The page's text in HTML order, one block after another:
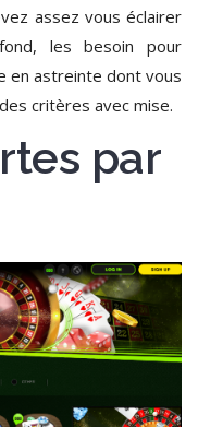
assez vous éclairer
les besoin pour
en astreinte dont vous
critères avec mise.
par